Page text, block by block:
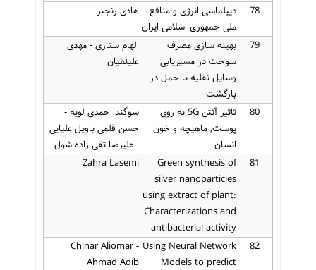
78
دیپلماسی انرژی و منافع
ملی جمهوری اسلامی ایران
هادی رنجبر
79
بهینه سازی مصرف
سوخت در مسیریابی
وسایل نقلیه با حمل در
بازگشت
الهام ستاری - مهدی
علینقیان
80
تاثیر آنتن 5G به روی
پوست, ماهیچه و خون
انسان
سوگند احمدی لویه -
حسن قلمی باویل علیایی
- علیرضا تقی زاده شول
81
Green synthesis of
silver nanoparticles
using extract of plant:
Characterizations and
antibacterial activity
Zahra Lasemi
82
Using Neural Network
Models to predict
Chinar Aliomar -
Ahmad Adib